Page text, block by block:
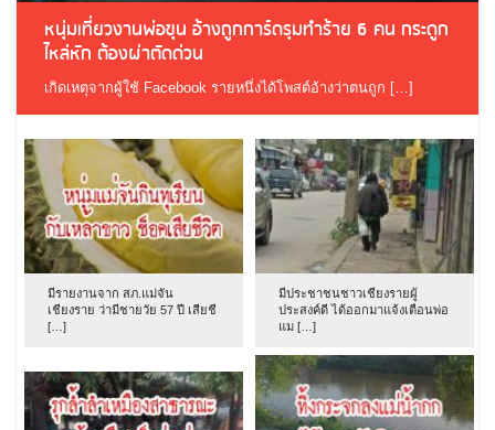
หนุ่มเที่ยวงานพ่อขุน อ้างถูกการ์ดรุมทำร้าย 6 คน กระดูก
ไหล่หัก ต้องผ่าตัดด่วน
เกิดเหตุจากผู้ใช้ Facebook รายหนึ่งได้โพสต์อ้างว่าตนถูก […]
มีรายงานจาก สภ.แม่จัน
เชียงราย ว่ามีชายวัย 57 ปี เสียชี
[…]
มีประชาชนชาวเชียงรายผู้
ประสงค์ดี ได้ออกมาแจ้งเตือนพ่อ
แม […]